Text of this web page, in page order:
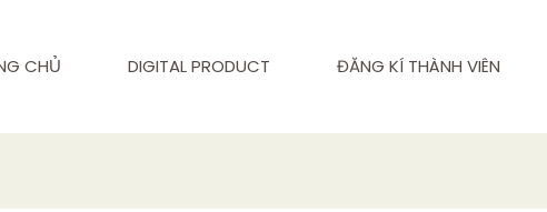
CHỦ DIGITAL PRODUCT ĐĂNG KÍ THÀNH VIÊN